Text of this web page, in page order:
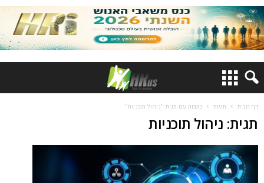
דף הבית תגיות כתבות עם תגית "ניהול תוכניות"
תגית: ניהול תוכניות